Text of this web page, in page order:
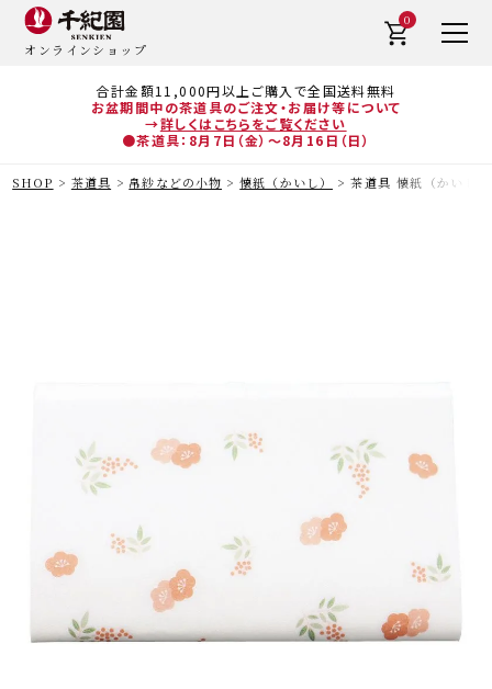
合計金額11,000円以上ご購入で全国送料無料
お盆期間中の茶道具のご注文・お届け等について
→詳しくはこちらをご覧ください
●茶道具：8月7日（金）～8月16日（日）
オンラインショップ
0
SHOP 茶道具 帛紗などの小物 懐紙（かいし） 茶道具 懐紙（かいし